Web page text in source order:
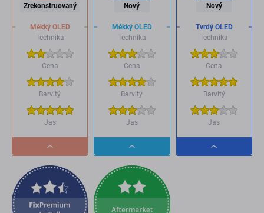
Zrekonstruovaný
Měkký OLED
Technika
Cena
Barvitý
Jas
Dropdown
button
Nový
Měkký OLED
Technika
Cena
Barvitý
Jas
Dropdown
button
Nový
Tvrdý OLED
Technika
Cena
Barvitý
Jas
Dropdown